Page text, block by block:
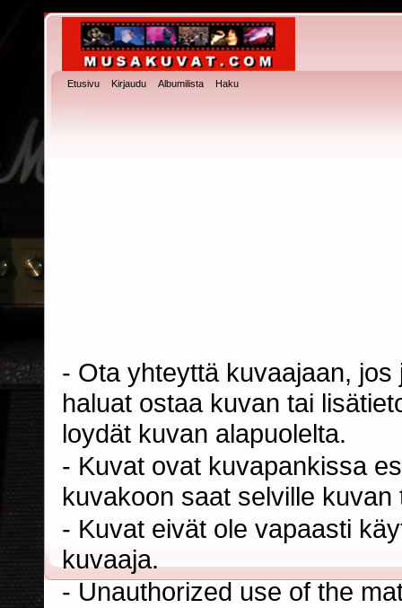
Etusivu Kirjaudu Albumilista Haku
- Ota yhteyttä kuvaajaan,
haluat ostaa kuvan tai
loydät kuvan alapuolelta.
- Kuvat ovat kuvapankissa
kuvakoon saat selville
- Kuvat eivät ole vapaasti
kuvaaja.
- Unauthorized use of the